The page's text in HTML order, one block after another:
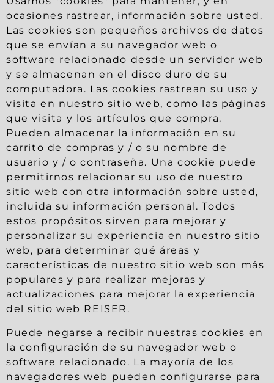
ocasiones rastrear, información sobre usted.
Las cookies son pequeños archivos de datos
que se envían a su navegador web o
software relacionado desde un servidor web
y se almacenan en el disco duro de su
computadora. Las cookies rastrean su uso y
visita en nuestro sitio web, como las páginas
que visita y los artículos que compra.
Pueden almacenar la información en su
carrito de compras y / o su nombre de
usuario y / o contraseña. Una cookie puede
permitirnos relacionar su uso de nuestro
sitio web con otra información sobre usted,
incluida su información personal. Todos
estos propósitos sirven para mejorar y
personalizar su experiencia en nuestro sitio
web, para determinar qué áreas y
características de nuestro sitio web son más
populares y para realizar mejoras y
actualizaciones para mejorar la experiencia
del sitio web REISER.
Puede negarse a recibir nuestras cookies en
la configuración de su navegador web o
software relacionado. La mayoría de los
navegadores web pueden configurarse para